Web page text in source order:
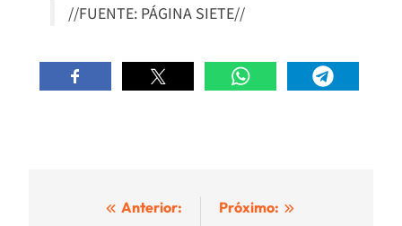
//FUENTE: PÁGINA SIETE//
Navegación
Anterior:
Próximo: